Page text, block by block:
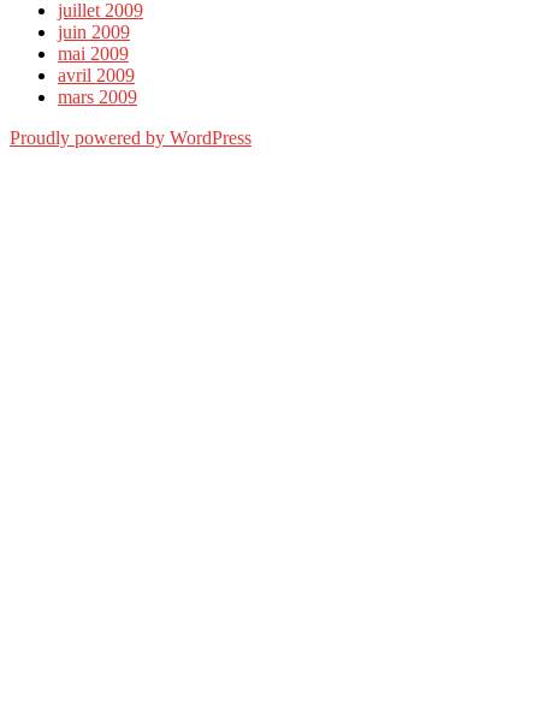
juillet 2009
juin 2009
mai 2009
avril 2009
mars 2009
Proudly powered by WordPress